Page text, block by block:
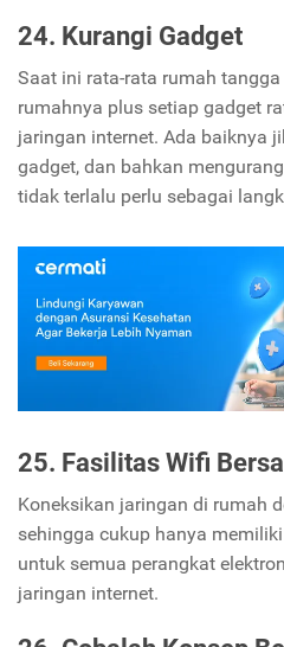
24. Kurangi Gadget
Saat ini rata-rata rumah
rumahnya plus setiap gadget
jaringan internet. Ada baiknya
gadget, dan bahkan
tidak terlalu perlu sebagai
25. Fasilitas Wifi
Koneksikan jaringan di rumah
sehingga cukup hanya
untuk semua perangkat
jaringan internet.